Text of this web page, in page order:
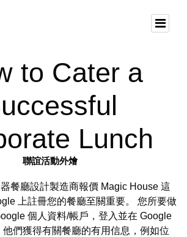
to Cater a
Lunch
聯誼活動外燴
餐廳設計製造商報價 Magic House 這
上註冊您的餐廳至關重要。 您所要做
個人資料/帳戶，登入並在 Google
他們獲得有關餐廳的有用信息，例如位